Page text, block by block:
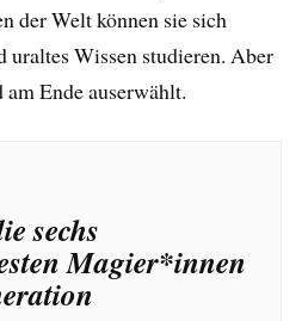
der Welt können sie sich
uraltes Wissen studieren. Aber
Ende auserwählt.
sechs
Magier*innen